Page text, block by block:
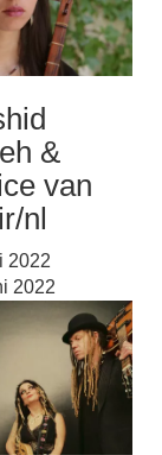
&
van
ir/nl
2022
2022